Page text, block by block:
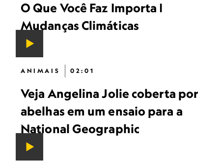
O Que Você Faz Importa |
Mudanças Climáticas
ANIMAIS 02:01
Veja Angelina Jolie coberta por
abelhas em um ensaio para a
National Geographic